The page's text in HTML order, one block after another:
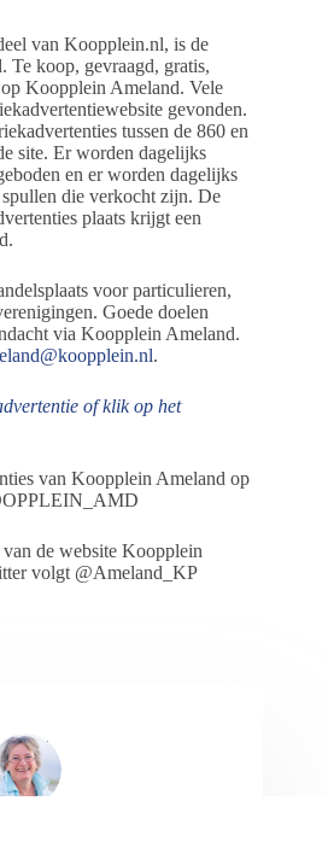
van Koopplein.nl, is de
Te koop, gevraagd, gratis,
Koopplein Ameland. Vele
gevonden.
tussen de 860 en
site. Er worden dagelijks
en er worden dagelijks
die verkocht zijn. De
plaats krijgt een
voor particulieren,
Goede doelen
via Koopplein Ameland.
.
of klik op het
van Koopplein Ameland op
de website Koopplein
volgt @Ameland_KP